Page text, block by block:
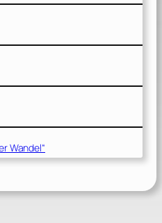
Wandel“